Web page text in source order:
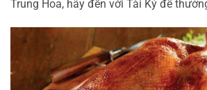
Trung Hoa, hãy đến với Tài Ký để